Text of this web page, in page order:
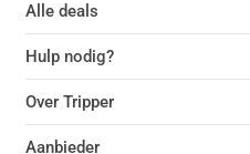
Alle deals
Hulp nodig?
Over Tripper
Aanbieder